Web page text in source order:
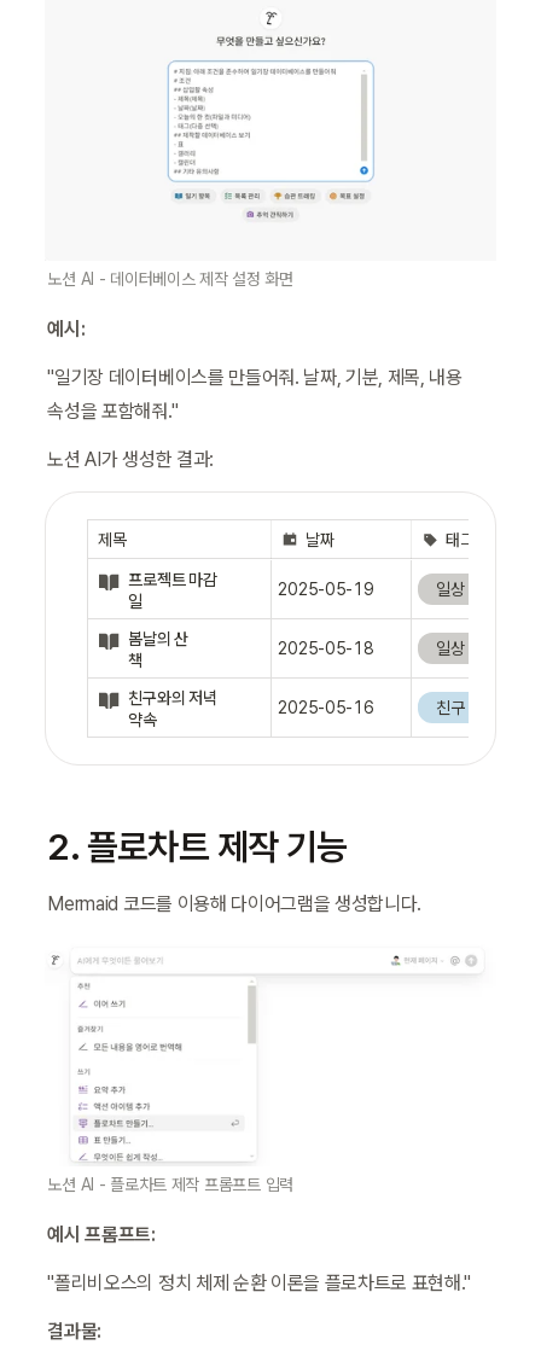
노션 AI - 데이터베이스 제작 설정 화면
예시:
"일기장 데이터베이스를 만들어줘. 날짜, 기분, 제목, 내용
속성을 포함해줘."
노션 AI가 생성한 결과:
제목 날짜 태그
프로젝트 마감
일
2025-05-19 일상
봄날의 산
책
2025-05-18 일상
친구와의 저녁
약속
2025-05-16 친구
2. 플로차트 제작 기능
Mermaid 코드를 이용해 다이어그램을 생성합니다.
노션 AI - 플로차트 제작 프롬프트 입력
예시 프롬프트:
"폴리비오스의 정치 체제 순환 이론을 플로차트로 표현해."
결과물: